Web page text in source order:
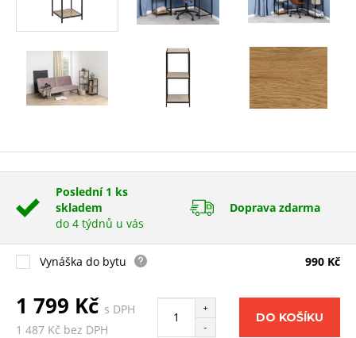
Poslední 1 ks
skladem
do 4 týdnů u vás
Doprava zdarma
Vynáška do bytu 990 Kč
1 799 Kč s DPH
1 487 Kč bez DPH
+
-
DO KOŠÍKU